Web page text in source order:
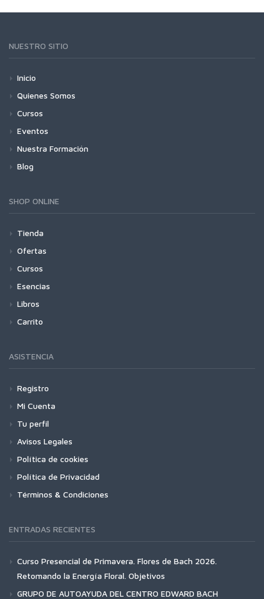
NUESTRO SITIO
Inicio
Quienes Somos
Cursos
Eventos
Nuestra Formación
Blog
SHOP ONLINE
Tienda
Ofertas
Cursos
Esencias
Libros
Carrito
ASISTENCIA
Registro
Mi Cuenta
Tu perfil
Avisos Legales
Política de cookies
Política de Privacidad
Términos & Condiciones
ENTRADAS RECIENTES
Curso Presencial de Primavera. Flores de Bach 2026.
Retomando la Energía Floral. Objetivos
GRUPO DE AUTOAYUDA DEL CENTRO EDWARD BACH